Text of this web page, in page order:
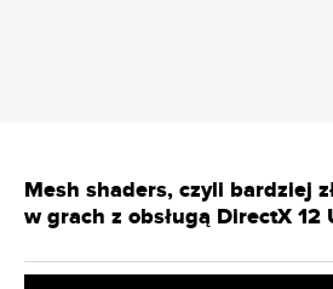
Mesh shaders, czyli bardziej
w grach z obsługą DirectX 12